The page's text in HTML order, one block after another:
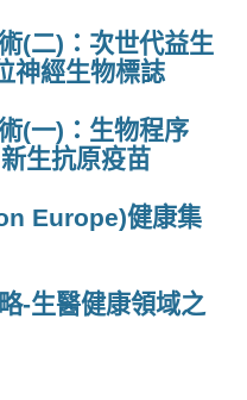
(二)：次世代益生
神經生物標誌
(一)：生物程序
生抗原疫苗
Europe)健康集
-生醫健康領域之